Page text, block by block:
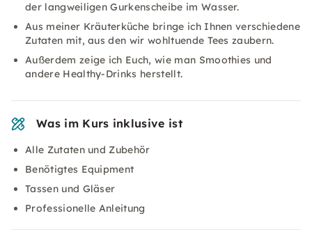
der langweiligen Gurkenscheibe im Wasser.
Aus meiner Kräuterküche bringe ich Ihnen verschiedene
Zutaten mit, aus den wir wohltuende Tees zaubern.
Außerdem zeige ich Euch, wie man Smoothies und
andere Healthy-Drinks herstellt.
Was im Kurs inklusive ist
Alle Zutaten und Zubehör
Benötigtes Equipment
Tassen und Gläser
Professionelle Anleitung